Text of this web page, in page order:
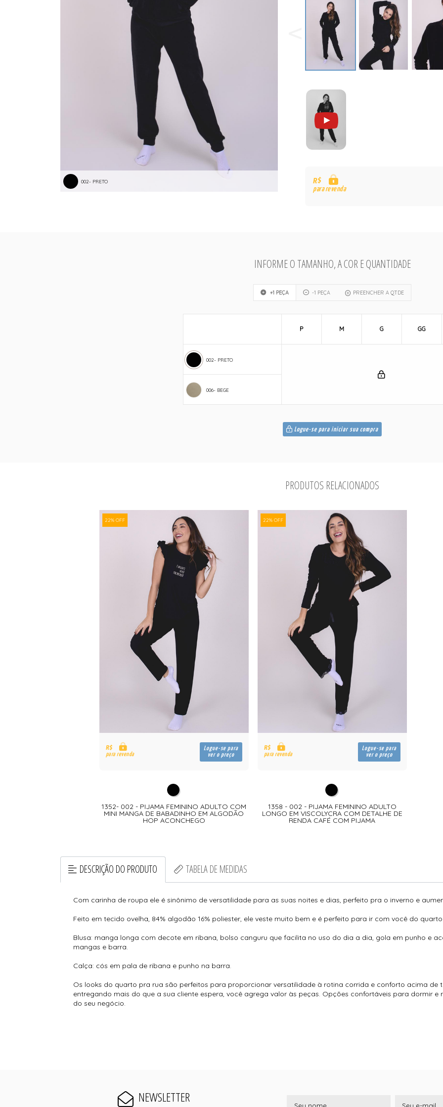
002- PRETO R$
para revenda
INFORME O TAMANHO, A COR E QUANTIDADE
+1 PEÇA -1 PEÇA PREENCHER A QTDE
002- PRETO
006- BEGE
P M G GG
Logue-se para iniciar sua compra
PRODUTOS RELACIONADOS
22% OFF
R$
para revenda
Logue-se para
ver o preço
1352- 002 - PIJAMA FEMININO ADULTO COM
MINI MANGA DE BABADINHO EM ALGODÃO
HOP ACONCHEGO
22% OFF
R$
para revenda
Logue-se para
ver o preço
1358 - 002 - PIJAMA FEMININO ADULTO
LONGO EM VISCOLYCRA COM DETALHE DE
RENDA CAFÉ COM PIJAMA
DESCRIÇÃO DO PRODUTO TABELA DE MEDIDAS
Com carinha de roupa ele é sinônimo de versatilidade para as suas noites e dias, perfeito pra o inverno e
Feito em tecido ovelha, 84% algodão 16% poliester, ele veste muito bem e é perfeito para ir com você do
Blusa: manga longa com decote em ribana, bolso canguru que facilita no uso do dia a dia, gola em punho e
mangas e barra.
Calça: cós em pala de ribana e punho na barra.
Os looks do quarto pra rua são perfeitos para proporcionar versatilidade à rotina corrida e conforto acima de
entregando mais do que a sua cliente espera, você agrega valor às peças. Opções confortáveis para dormir e
do seu negócio.
NEWSLETTER